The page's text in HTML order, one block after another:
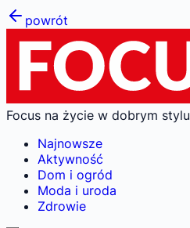
powrót
Focus na życie w dobrym stylu
Najnowsze
Aktywność
Dom i ogród
Moda i uroda
Zdrowie